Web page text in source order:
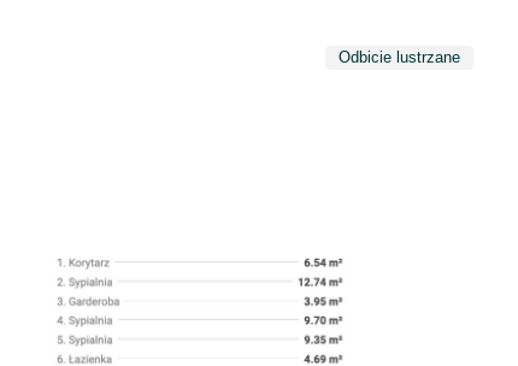
Odbicie lustrzane